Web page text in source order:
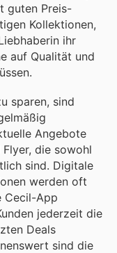
guten Preis-
Kollektionen,
ihr
auf Qualität und
sparen, sind
Angebote
die sowohl
sind. Digitale
werden oft
Cecil-App
jederzeit die
Deals
sind die